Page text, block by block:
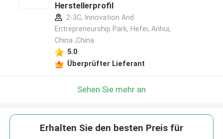
Herstellerprofil
2-3C, Innovation And
Entrepreneurship Park, Hefei, Anhui,
China ,China
5.0
Überprüfter Lieferant
Sehen Sie mehr an
Erhalten Sie den besten Preis für